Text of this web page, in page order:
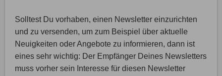
Solltest Du vorhaben, einen Newsletter einzurichten
und zu versenden, um zum Beispiel über aktuelle
Neuigkeiten oder Angebote zu informieren, dann ist
eines sehr wichtig: Der Empfänger Deines Newsletters
muss vorher sein Interesse für diesen Newsletter